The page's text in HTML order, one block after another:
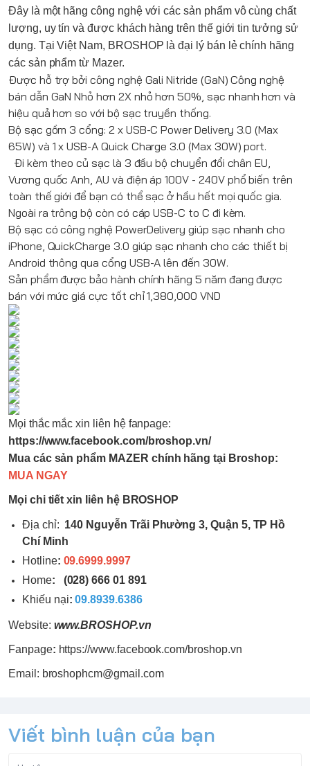
Đây là một hãng công nghệ với các sản phẩm vô cùng chất
lượng, uy tín và được khách hàng trên thế giới tin tưởng sử
dụng. Tại Việt Nam, BROSHOP là đại lý bán lẻ chính hãng
các sản phẩm từ Mazer.
Được hỗ trợ bởi công nghệ Gali Nitride (GaN) Công nghệ
bán dẫn GaN Nhỏ hơn 2X nhỏ hơn 50%, sạc nhanh hơn và
hiệu quả hơn so với bộ sạc truyền thống.
Bộ sạc gồm 3 cổng: 2 x USB-C Power Delivery 3.0 (Max
65W) và 1 x USB-A Quick Charge 3.0 (Max 30W) port.
Đi kèm theo củ sạc là 3 đầu bộ chuyển đổi chân EU,
Vương quốc Anh, AU và điện áp 100V - 240V phổ biến trên
toàn thế giới để bạn có thể sạc ở hầu hết mọi quốc gia.
Ngoài ra trông bộ còn có cáp USB-C to C đi kèm.
Bộ sạc có công nghệ PowerDelivery giúp sạc nhanh cho
iPhone, QuickCharge 3.0 giúp sạc nhanh cho các thiết bị
Android thông qua cổng USB-A lên đến 30W.
Sản phẩm được bảo hành chính hãng 5 năm đang được
bán với mức giá cực tốt chỉ 1,380,000 VND
Mọi thắc mắc xin liên hệ fanpage:
https://www.facebook.com/broshop.vn/
Mua các sản phẩm MAZER chính hãng tại Broshop:
MUA NGAY
Mọi chi tiết xin liên hệ BROSHOP
Địa chỉ: 140 Nguyễn Trãi Phường 3, Quận 5, TP Hồ
Chí Minh
Hotline: 09.6999.9997
Home:
(028) 666 01 891
Khiếu nại: 09.8939.6386
Website: www.BROSHOP.vn
Fanpage: https://www.facebook.com/broshop.vn
Email: broshophcm@gmail.com
Viết bình luận của bạn